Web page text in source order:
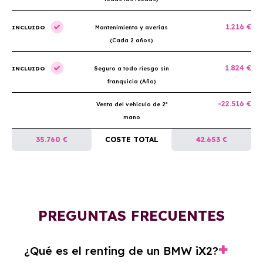
INCLUIDO
Mantenimiento y averías
(Cada 2 años)
1.216 €
INCLUIDO
Seguro a todo riesgo sin
franquicia (Año)
1.824 €
Venta del vehículo de 2ª
mano
-22.516 €
35.760 € COSTE TOTAL 42.653 €
PREGUNTAS FRECUENTES
¿Qué es el renting de un BMW iX2?